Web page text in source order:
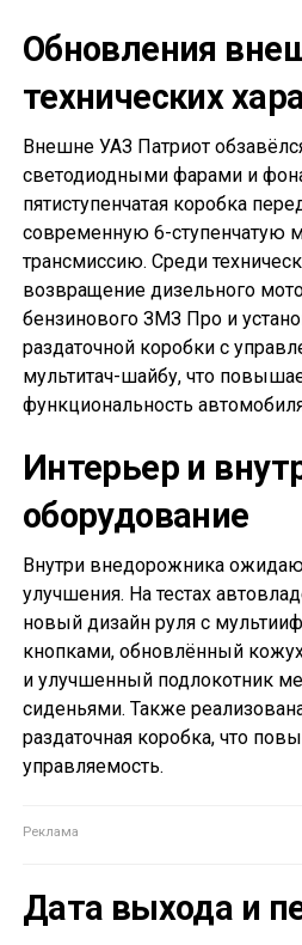
Обновления
технических
Внешне УАЗ Патриот
светодиодными фарами и
пятиступенчатая коробка
современную 6-ступенчатую
трансмиссию. Среди
возвращение дизельного
бензинового ЗМЗ Про и
раздаточной коробки с
мультитач-шайбу, что
функциональность
Интерьер и
оборудование
Внутри внедорожника
улучшения. На тестах
новый дизайн руля с
кнопками, обновлённый
и улучшенный подлокотник
сиденьями. Также
раздаточная коробка, что
управляемость.
Дата выхода и